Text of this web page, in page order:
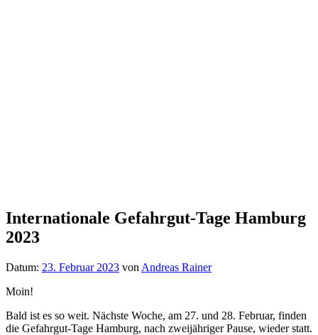
Internationale Gefahrgut-Tage Hamburg
2023
Datum: 23. Februar 2023 von Andreas Rainer
Moin!
Bald ist es so weit. Nächste Woche, am 27. und 28. Februar, finden
die Gefahrgut-Tage Hamburg, nach zweijähriger Pause, wieder statt.